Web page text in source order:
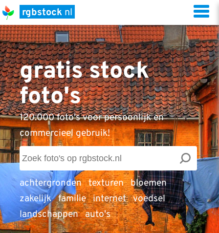
rgbstock nl
gratis stock
foto's
120.000 foto's voor persoonlijk en
commercieel gebruik!
achtergronden texturen bloemen
zakelijk familie internet voedsel
landschappen auto's